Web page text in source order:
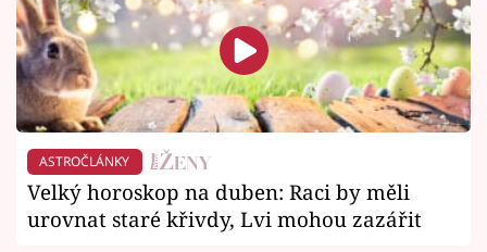
ASTROČLÁNKY
Velký horoskop na duben: Raci by měli
urovnat staré křivdy, Lvi mohou zazářit